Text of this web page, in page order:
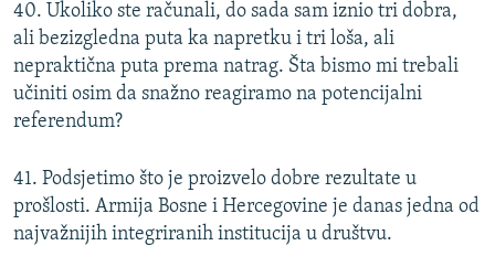
40. Ukoliko ste računali, do sada sam iznio tri dobra,
ali bezizgledna puta ka napretku i tri loša, ali
nepraktična puta prema natrag. Šta bismo mi trebali
učiniti osim da snažno reagiramo na potencijalni
referendum?
41. Podsjetimo što je proizvelo dobre rezultate u
prošlosti. Armija Bosne i Hercegovine je danas jedna od
najvažnijih integriranih institucija u društvu.